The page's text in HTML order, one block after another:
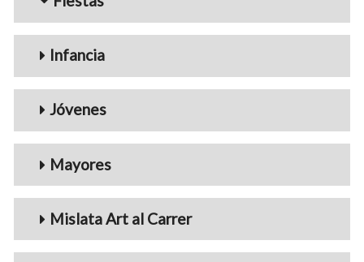
Infancia
Jóvenes
Mayores
Mislata Art al Carrer